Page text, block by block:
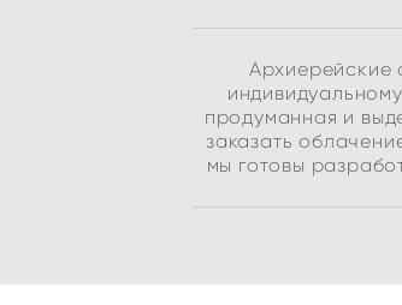
Архиерейские
продуманная и
заказать
мы готовы